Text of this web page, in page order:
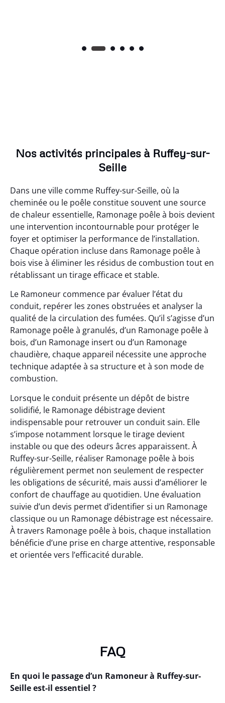
Nos activités principales à Ruffey-sur-
Seille
Dans une ville comme Ruffey-sur-Seille, où la
cheminée ou le poêle constitue souvent une source
de chaleur essentielle, Ramonage poêle à bois devient
une intervention incontournable pour protéger le
foyer et optimiser la performance de l’installation.
Chaque opération incluse dans Ramonage poêle à
bois vise à éliminer les résidus de combustion tout en
rétablissant un tirage efficace et stable.
Le Ramoneur commence par évaluer l’état du
conduit, repérer les zones obstruées et analyser la
qualité de la circulation des fumées. Qu’il s’agisse d’un
Ramonage poêle à granulés, d’un Ramonage poêle à
bois, d’un Ramonage insert ou d’un Ramonage
chaudière, chaque appareil nécessite une approche
technique adaptée à sa structure et à son mode de
combustion.
Lorsque le conduit présente un dépôt de bistre
solidifié, le Ramonage débistrage devient
indispensable pour retrouver un conduit sain. Elle
s’impose notamment lorsque le tirage devient
instable ou que des odeurs âcres apparaissent. À
Ruffey-sur-Seille, réaliser Ramonage poêle à bois
régulièrement permet non seulement de respecter
les obligations de sécurité, mais aussi d’améliorer le
confort de chauffage au quotidien. Une évaluation
suivie d’un devis permet d’identifier si un Ramonage
classique ou un Ramonage débistrage est nécessaire.
À travers Ramonage poêle à bois, chaque installation
bénéficie d’une prise en charge attentive, responsable
et orientée vers l’efficacité durable.
FAQ
En quoi le passage d’un Ramoneur à Ruffey-sur-
Seille est-il essentiel ?